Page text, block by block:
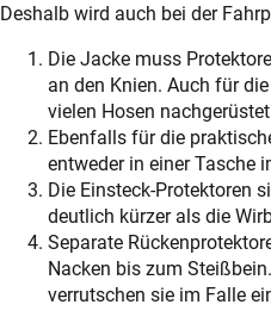
Deshalb wird auch bei der
Die Jacke muss
an den Knien. Auch für
vielen Hosen
Ebenfalls für die
entweder in einer Tasche
Die Einsteck-Protektoren
deutlich kürzer als die
Separate
Nacken bis zum
verrutschen sie im Falle